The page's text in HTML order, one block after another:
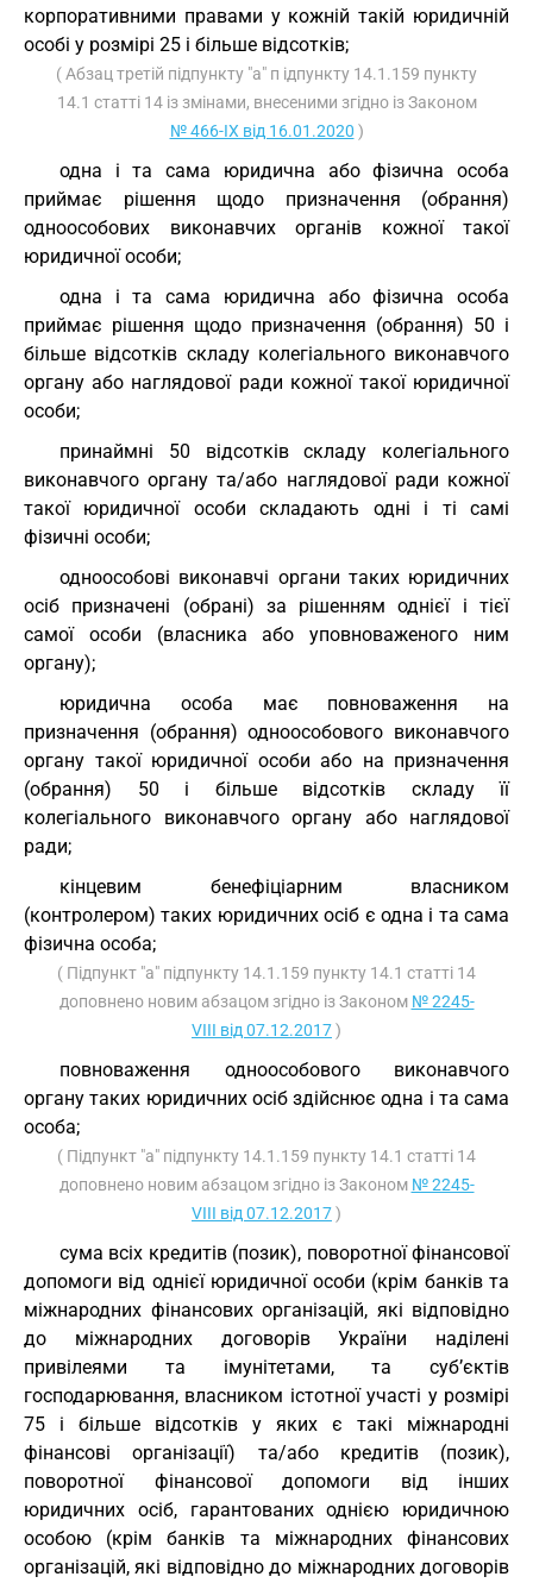
корпоративними правами у кожній такій юридичній
особі у розмірі 25 і більше відсотків;
( Абзац третій підпункту "а" п ідпункту 14.1.159 пункту
14.1 статті 14 із змінами, внесеними згідно із Законом
№ 466-IX від 16.01.2020 )
одна і та сама юридична або фізична особа
приймає рішення щодо призначення (обрання)
одноособових виконавчих органів кожної такої
юридичної особи;
одна і та сама юридична або фізична особа
приймає рішення щодо призначення (обрання) 50 і
більше відсотків складу колегіального виконавчого
органу або наглядової ради кожної такої юридичної
особи;
принаймні 50 відсотків складу колегіального
виконавчого органу та/або наглядової ради кожної
такої юридичної особи складають одні і ті самі
фізичні особи;
одноособові виконавчі органи таких юридичних
осіб призначені (обрані) за рішенням однієї і тієї
самої особи (власника або уповноваженого ним
органу);
юридична особа має повноваження на
призначення (обрання) одноособового виконавчого
органу такої юридичної особи або на призначення
(обрання) 50 і більше відсотків складу її
колегіального виконавчого органу або наглядової
ради;
кінцевим бенефіціарним власником
(контролером) таких юридичних осіб є одна і та сама
фізична особа;
( Підпункт "а" підпункту 14.1.159 пункту 14.1 статті 14
доповнено новим абзацом згідно із Законом № 2245-
VIII від 07.12.2017)
повноваження одноособового виконавчого
органу таких юридичних осіб здійснює одна і та сама
особа;
( Підпункт "а" підпункту 14.1.159 пункту 14.1 статті 14
доповнено новим абзацом згідно із Законом № 2245-
VIII від 07.12.2017)
сума всіх кредитів (позик), поворотної фінансової
допомоги від однієї юридичної особи (крім банків та
міжнародних фінансових організацій, які відповідно
до міжнародних договорів України наділені
привілеями та імунітетами, та суб’єктів
господарювання, власником істотної участі у розмірі
75 і більше відсотків у яких є такі міжнародні
фінансові організації) та/або кредитів (позик),
поворотної фінансової допомоги від інших
юридичних осіб, гарантованих однією юридичною
особою (крім банків та міжнародних фінансових
організацій, які відповідно до міжнародних договорів